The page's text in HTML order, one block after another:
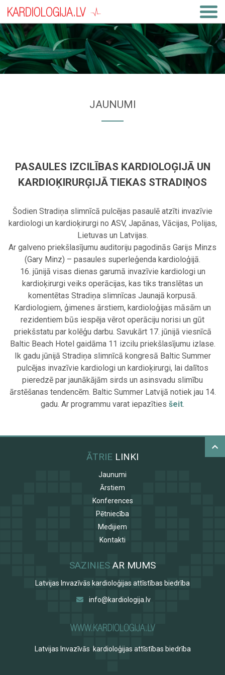
JAUNUMI
PASAULES IZCILĪBAS KARDIOLOĢIJĀ UN
KARDIOĶIRURĢIJĀ TIEKAS STRADIŅOS
Šodien Stradiņa slimnīcā pulcējas pasaulē atzīti invazīvie
kardiologi un kardioķirurgi no ASV, Japānas, Vācijas, Polijas,
Lietuvas un Latvijas.
Ar galveno priekšlasījumu auditoriju pagodinās Garijs Minzs
(Gary Minz) – pasaules superleģenda kardioloģijā.
16. jūnijā visas dienas garumā invazīvie kardiologi un
kardioķirurgi veiks operācijas, kas tiks translētas un
komentētas Stradiņa slimnīcas Jaunajā korpusā.
Kardiologiem, ģimenes ārstiem, kardioloģijas māsām un
rezidentiem būs iespēja vērot operāciju norisi un gūt
priekšstatu par kolēģu darbu. Savukārt 17. jūnijā viesnīcā
Baltic Beach Hotel gaidāma 11 izcilu priekšlasījumu izlase.
Ik gadu jūnijā Stradiņa slimnīcā kongresā Baltic Summer
pulcējas invazīvie kardiologi un kardioķirurgi, lai dalītos
pieredzē par jaunākājām sirds un asinsvadu slimību
ārstēšanas tendencēm. Baltic Summer Latvijā notiek jau 14.
gadu. Ar programmu varat iepazīties šeit.
ĀTRIE LINKI
Jaunumi
Ārstiem
Konferences
Pētniecība
Medijiem
Kontakti
SAZINIES AR MUMS
Latvijas Invazīvās kardioloģijas attīstības biedrība
info@kardiologija.lv
Latvijas Invazīvās kardioloģijas attīstības biedrība